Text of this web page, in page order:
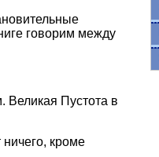
говорим между
Великая Пустота в
кроме